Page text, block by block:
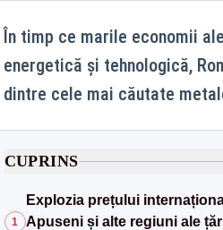
În timp ce marile economii
energetică și tehnologică,
dintre cele mai căutate
CUPRINS
1
Explozia prețului
Apuseni și alte regiuni ale